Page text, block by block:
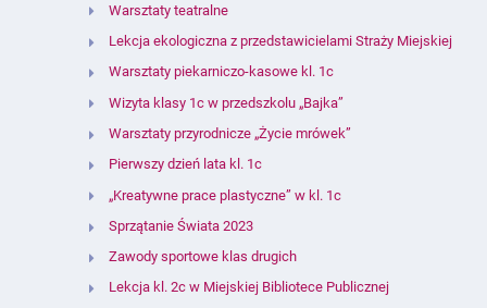
Warsztaty teatralne
Lekcja ekologiczna z przedstawicielami Straży Miejskiej
Warsztaty piekarniczo-kasowe kl. 1c
Wizyta klasy 1c w przedszkolu „Bajka”
Warsztaty przyrodnicze „Życie mrówek”
Pierwszy dzień lata kl. 1c
„Kreatywne prace plastyczne” w kl. 1c
Sprzątanie Świata 2023
Zawody sportowe klas drugich
Lekcja kl. 2c w Miejskiej Bibliotece Publicznej